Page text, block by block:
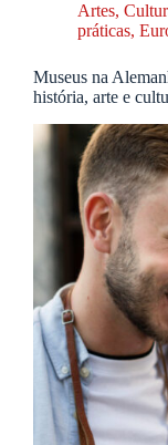
Artes,
práticas,
Museus na
história, arte e